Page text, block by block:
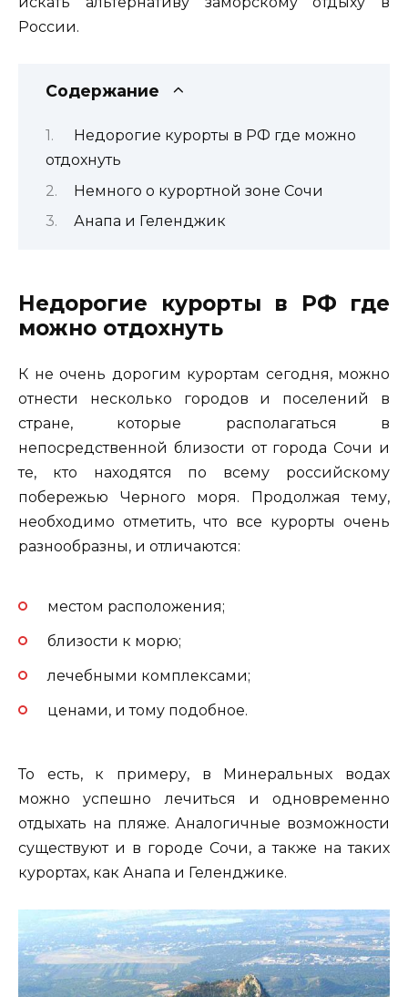
России.
Содержание
Недорогие курорты в РФ где можно
отдохнуть
Немного о курортной зоне Сочи
Анапа и Геленджик
Недорогие курорты в РФ где
можно отдохнуть
К не очень дорогим курортам сегодня, можно
отнести несколько городов и поселений в
стране, которые располагаться в
непосредственной близости от города Сочи и
те, кто находятся по всему российскому
побережью Черного моря. Продолжая тему,
необходимо отметить, что все курорты очень
разнообразны, и отличаются:
местом расположения;
близости к морю;
лечебными комплексами;
ценами, и тому подобное.
То есть, к примеру, в Минеральных водах
можно успешно лечиться и одновременно
отдыхать на пляже. Аналогичные возможности
существуют и в городе Сочи, а также на таких
курортах, как Анапа и Геленджике.